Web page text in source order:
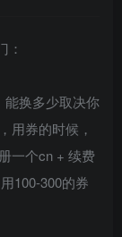
：
能换多少取决你
用券的时候，
一个cn + 续费
100-300的券